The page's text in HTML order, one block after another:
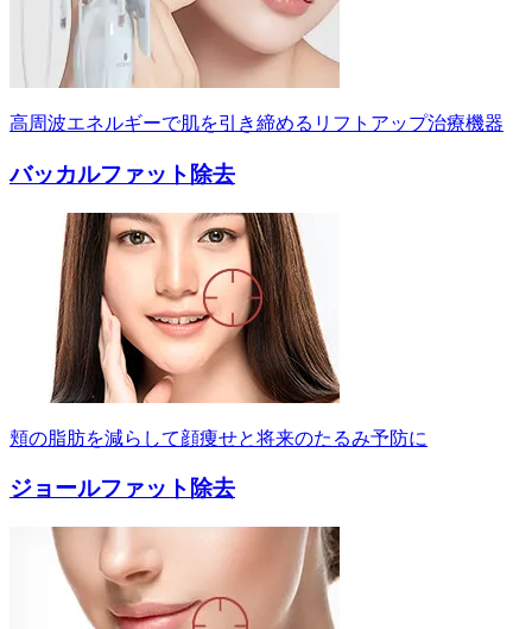
高周波エネルギーで肌を引き締めるリフトアップ治療機器
バッカルファット除去
頬の脂肪を減らして顔痩せと将来のたるみ予防に
ジョールファット除去